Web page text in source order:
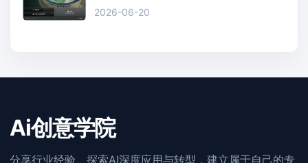
2026-06-20
Ai创意学院
分享行业经验、探索AI深度应用与转型，建立属于自己的专